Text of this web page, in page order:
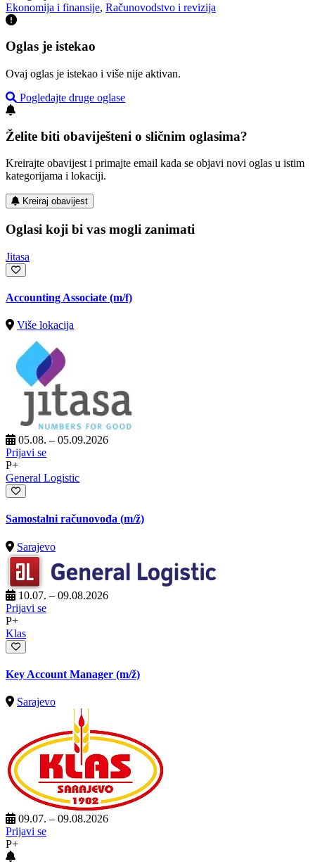
Ekonomija i finansije, Računovodstvo i revizija
Oglas je istekao
Ovaj oglas je istekao i više nije aktivan.
Pogledajte druge oglase
Želite biti obaviješteni o sličnim oglasima?
Kreirajte obavijest i primajte email kada se objavi novi oglas u istim
kategorijama i lokaciji.
Kreiraj obavijest
Oglasi koji bi vas mogli zanimati
Jitasa
Accounting Associate (m/f)
Više lokacija
05.08. – 05.09.2026
Prijavi se
P+
General Logistic
Samostalni računovođa (m/ž)
Sarajevo
10.07. – 09.08.2026
Prijavi se
P+
Klas
Key Account Manager (m/ž)
Sarajevo
09.07. – 09.08.2026
Prijavi se
P+